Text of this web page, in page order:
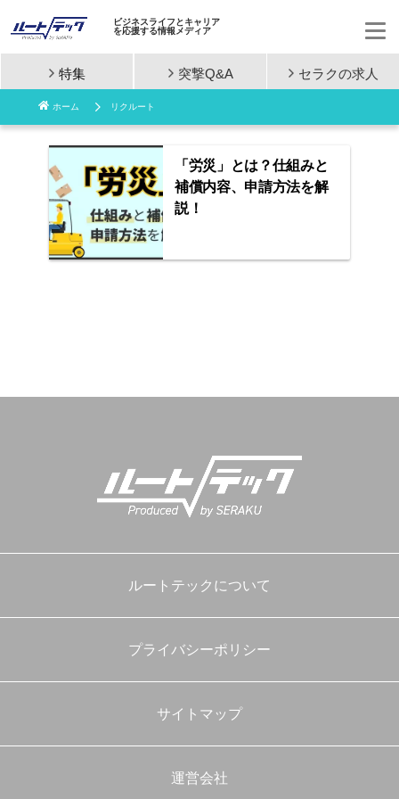
コ
ン
プ
ビジネスライフとキャリア
を応援する情報メディア
特集 突撃Q&A セラクの求人
ホーム リクルート
「労災」とは？仕組みと
補償内容、申請方法を解
説！
ルートテックについて
プライバシーポリシー
サイトマップ
運営会社